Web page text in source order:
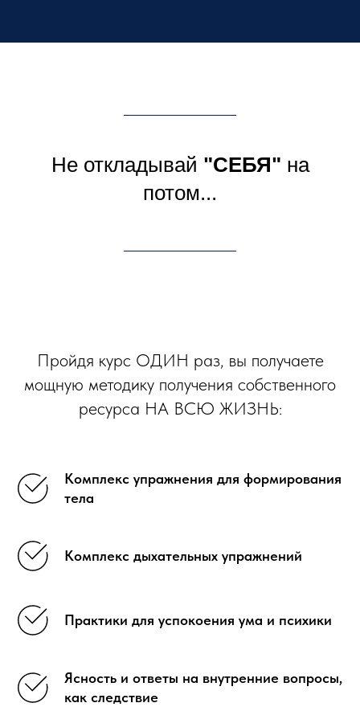
Не откладывай "СЕБЯ" на
потом...
Пройдя курс ОДИН раз, вы получаете
мощную методику получения собственного
ресурса НА ВСЮ ЖИЗНЬ:
Комплекс упражнения для формирования
тела
Комплекс дыхательных упражнений
Практики для успокоения ума и психики
Ясность и ответы на внутренние вопросы,
как следствие